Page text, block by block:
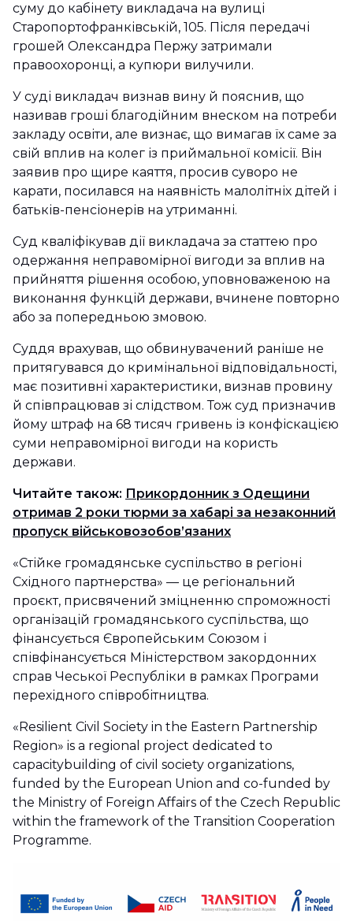
суму до кабінету викладача на вулиці
Старопортофранківській, 105. Після передачі
грошей Олександра Пержу затримали
правоохоронці, а купюри вилучили.
У суді викладач визнав вину й пояснив, що
називав гроші благодійним внеском на потреби
закладу освіти, але визнає, що вимагав їх саме за
свій вплив на колег із приймальної комісії. Він
заявив про щире каяття, просив суворо не
карати, посилався на наявність малолітніх дітей і
батьків-пенсіонерів на утриманні.
Суд кваліфікував дії викладача за статтею про
одержання неправомірної вигоди за вплив на
прийняття рішення особою, уповноваженою на
виконання функцій держави, вчинене повторно
або за попередньою змовою.
Суддя врахував, що обвинувачений раніше не
притягувався до кримінальної відповідальності,
має позитивні характеристики, визнав провину
й співпрацював зі слідством. Тож суд призначив
йому штраф на 68 тисяч гривень із конфіскацією
суми неправомірної вигоди на користь
держави.
Читайте також: Прикордонник з Одещини
отримав 2 роки тюрми за хабарі за незаконний
пропуск військовозобов’язаних
«Стійке громадянське суспільство в регіоні
Східного партнерства» — це регіональний
проєкт, присвячений зміцненню спроможності
організацій громадянського суспільства, що
фінансується Європейським Союзом і
співфінансується Міністерством закордонних
справ Чеської Республіки в рамках Програми
перехідного співробітництва.
«Resilient Civil Society in the Eastern Partnership
Region» is a regional project dedicated to
capacitybuilding of civil society organizations,
funded by the European Union and co-funded by
the Ministry of Foreign Affairs of the Czech Republic
within the framework of the Transition Cooperation
Programme.